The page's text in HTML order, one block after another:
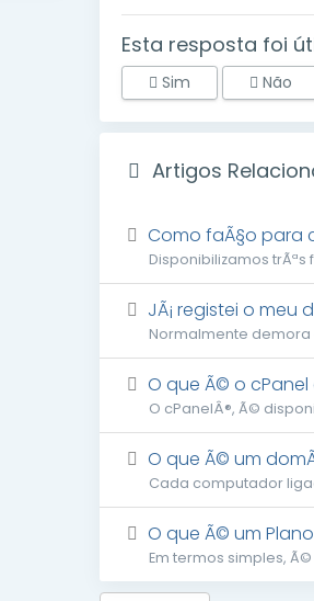
Esta resposta foi
Sim Não
Artigos
Como faÃ§o para
Disponibilizamos
JÃ¡ registei o meu
Normalmente demora
O que Ã© o cPanel
O cPanelÂ®, Ã©
O que Ã© um
Cada computador
O que Ã© um
Em termos simples,